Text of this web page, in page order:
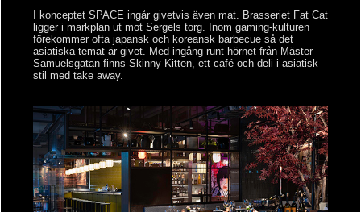
I konceptet SPACE ingår givetvis även mat. Brasseriet Fat Cat
ligger i markplan ut mot Sergels torg. Inom gaming-kulturen
förekommer ofta japansk och koreansk barbecue så det
asiatiska temat är givet. Med ingång runt hörnet från Mäster
Samuelsgatan finns Skinny Kitten, ett café och deli i asiatisk
stil med take away.